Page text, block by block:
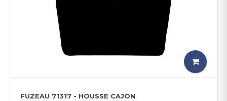
FUZEAU 71317 - HOUSSE CAJON